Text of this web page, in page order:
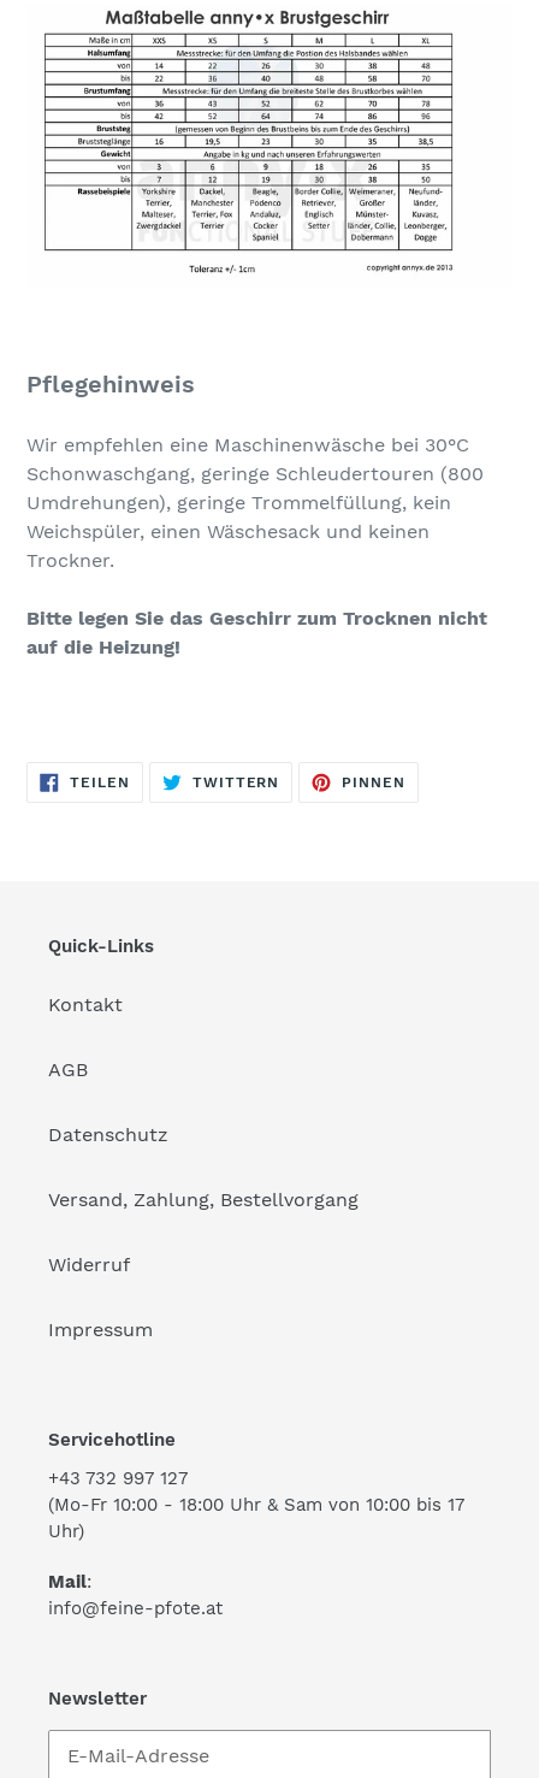
Pflegehinweis
Wir empfehlen eine Maschinenwäsche bei 30°C
Schonwaschgang, geringe Schleudertouren (800
Umdrehungen), geringe Trommelfüllung, kein
Weichspüler, einen Wäschesack und keinen
Trockner.
Bitte legen Sie das Geschirr zum Trocknen nicht
auf die Heizung!
TEILEN
FACEBOOK
TWITTERN
TWITTER
PINNEN
Quick-Links
Kontakt
AGB
Datenschutz
Versand, Zahlung, Bestellvorgang
Widerruf
Impressum
Servicehotline
+43 732 997 127
(Mo-Fr 10:00 - 18:00 Uhr & Sam von 10:00 bis 17
Uhr)
Mail:
info@feine-pfote.at
Newsletter